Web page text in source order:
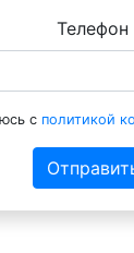
Телефон
с политикой